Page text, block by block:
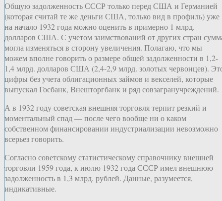
Общую задолженность СССР только перед США и Германией
(которая считай те же деньги США, только вид в профиль) уже
на начало 1932 года можно оценить в примерно 1 млрд.
долларов США. С учетом заимствований от других стран
могла изменяться в сторону увеличения. Полагаю, что мы
можем вполне говорить о размере общей задолженности в 1,2-
1,4 млрд. долларов США (2,4-2,9 млрд. золотых червонцев).
цифры без учета облигационных займов и векселей, которые
выпускал Госбанк, Внешторгбанк и ряд совзагранучреждений.
А в 1932 году советская внешняя торговля терпит резкий и
моментальный спад — после чего вообще ни о каком
собственном финансировании индустриализации невозможно
всерьез говорить.
Согласно советскому статистическому справочнику внешней
торговли 1959 года, к июлю 1932 года СССР имел внешнюю
задолженность в 1,3 млрд. рублей. Данные, разумеется,
индикативные.